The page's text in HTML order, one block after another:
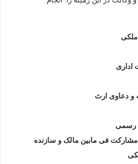
ملکی
اداری
و دعاوی ارث
رسمی
مشارکت فی مابین مالک و سازنده